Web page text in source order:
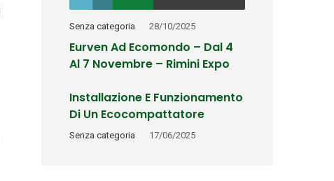
Eurven Ad Ecomondo – Dal 4
Al 7 Novembre – Rimini Expo
Senza categoria 28/10/2025
Installazione E Funzionamento
Di Un Ecocompattatore
RecoPET: La Collaborazione
Senza categoria 17/06/2025